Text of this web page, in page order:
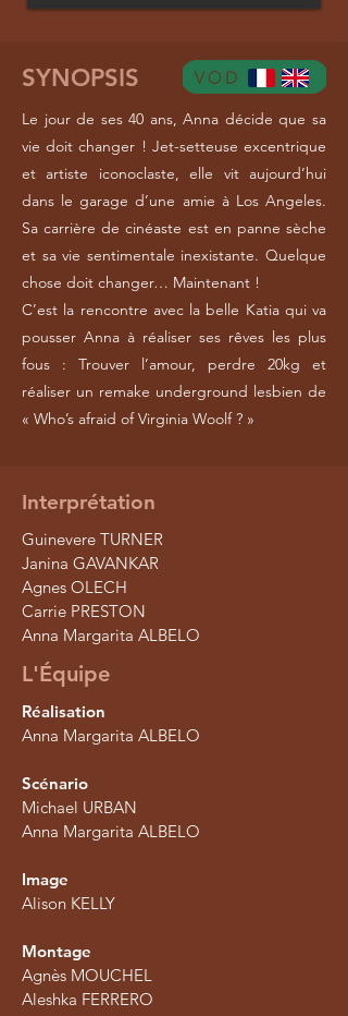
SYNOPSIS
Le jour de ses 40 ans, Anna décide que sa
vie doit changer ! Jet-setteuse excentrique
et artiste iconoclaste, elle vit aujourd’hui
dans le garage d’une amie à Los Angeles.
Sa carrière de cinéaste est en panne sèche
et sa vie sentimentale inexistante. Quelque
chose doit changer… Maintenant !
C’est la rencontre avec la belle Katia qui va
pousser Anna à réaliser ses rêves les plus
fous : Trouver l’amour, perdre 20kg et
réaliser un remake underground lesbien de
« Who’s afraid of Virginia Woolf ? »
Interprétation
Guinevere TURNER
Janina GAVANKAR
Agnes OLECH
Carrie PRESTON
Anna Margarita ALBELO
L'Équipe
Réalisation
Anna Margarita ALBELO
Scénario
Michael URBAN
Anna Margarita ALBELO
Image
Alison KELLY
Montage
Agnès MOUCHEL
Aleshka FERRERO